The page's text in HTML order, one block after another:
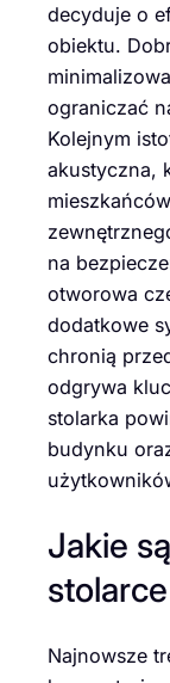
decyduje o
obiektu.
ograniczać
Kolejnym
akustyczna,
na
otworowa
dodatkowe
chronią
odgrywa
stolarka
budynku
Jakie
Najnowsze